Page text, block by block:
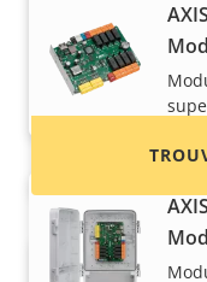
système et